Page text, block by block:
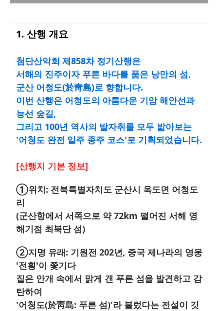
1. 산행 개요
첨단산악회 제858차 정기산행은
서해의 진주이자 푸른 바다를 품은 낭만의 섬,
군산 어청도(於靑島)로 향합니다.
이번 산행은 어청도의 아름다운 기암 해안선과
능선 숲길,
그리고 100년 역사의 발자취를 모두 밟아보는
'어청도 완전 일주 종주 코스'로 기획되었습니다.
[산행지 기본 정보]
①위치: 전북특별자치도 군산시 옥도면 어청도
리
(군산항에서 서쪽으로 약 72km 떨어진 서해 영
해기점 최북단 섬)
②지명 유래: 기원전 202년, 중국 제나라의 영웅
'전횡'이 쫓기다
짙은 안개 속에서 맑게 갠 푸른 섬을 발견하고 감
탄하여
'어청도(於靑島: 푸른 섬)'라 불렀다는 전설이 깃